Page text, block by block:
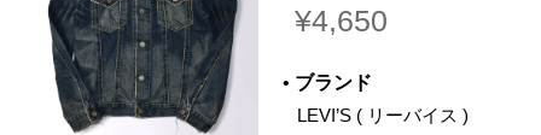
¥4,650
• ブランド
‌ LEVI’S ( リーバイス )